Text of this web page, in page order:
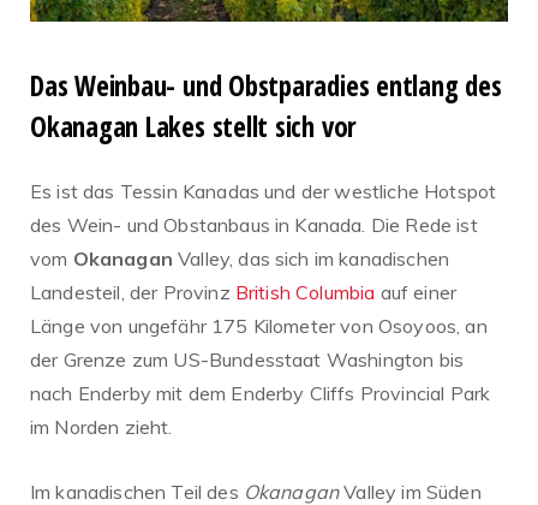
Das Weinbau- und Obstparadies entlang des
Okanagan Lakes stellt sich vor
Es ist das Tessin Kanadas und der westliche Hotspot
des Wein- und Obstanbaus in Kanada. Die Rede ist
vom Okanagan Valley, das sich im kanadischen
Landesteil, der Provinz British Columbia auf einer
Länge von ungefähr 175 Kilometer von Osoyoos, an
der Grenze zum US-Bundesstaat Washington bis
nach Enderby mit dem Enderby Cliffs Provincial Park
im Norden zieht.
Im kanadischen Teil des OkanaganValley im Süden